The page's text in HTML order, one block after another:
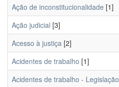
Ação de inconstitucionalidade [1]
Ação judicial [3]
Acesso à justiça [2]
Acidentes de trabalho [1]
Acidentes de trabalho - Legislação